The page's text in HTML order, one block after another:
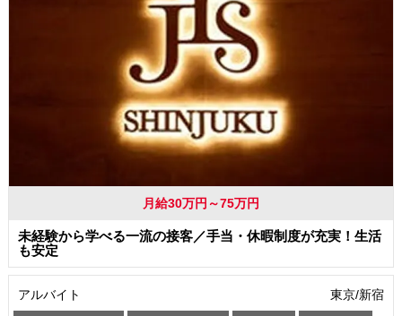
月給30万円～75万円
未経験から学べる一流の接客／手当・休暇制度が充実！生活
も安定
アルバイト 東京/新宿